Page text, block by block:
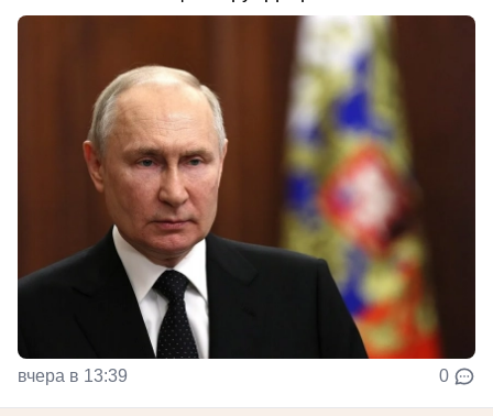
вчера в 13:39 0